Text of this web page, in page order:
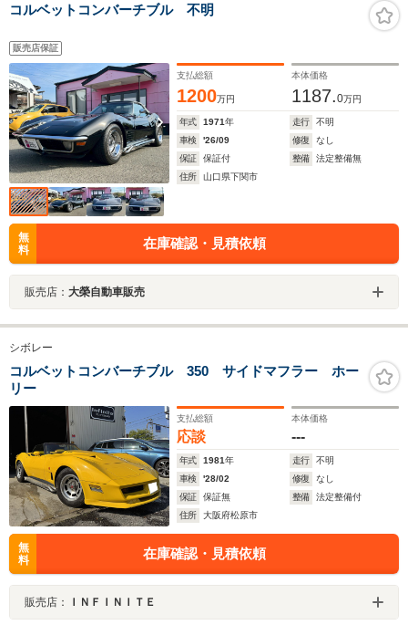
コルベットコンバーチブル 不明
販売店保証
支払総額
1200万円
本体価格
1187.0万円
年式 1971年 走行
不明
車検
'26/09 修復
なし
保証
保証付 整備
法定整備無
住所
山口県下関市
無
料
在庫確認・見積依頼
販売店： 大榮自動車販売
シボレー
コルベットコンバーチブル 350 サイドマフラー ホー
リー
支払総額
応談
本体価格
---
年式 1981年 走行
不明
車検
'28/02 修復
なし
保証
保証無 整備
法定整備付
住所
大阪府松原市
無
料
在庫確認・見積依頼
販売店： ＩＮＦＩＮＩＴＥ